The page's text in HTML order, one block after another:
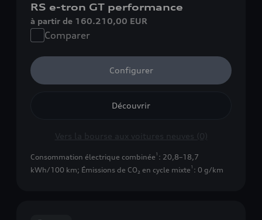
RS e-tron GT performance
à partir de 160.210,00 EUR
Comparer
Configurer
Découvrir
Vers la bourse aux voitures neuves (0)
Consommation électrique combinée 1 : 20,8–18,7
kWh/100 km; Émissions de CO₂ en cycle mixte 1 : 0 g/km